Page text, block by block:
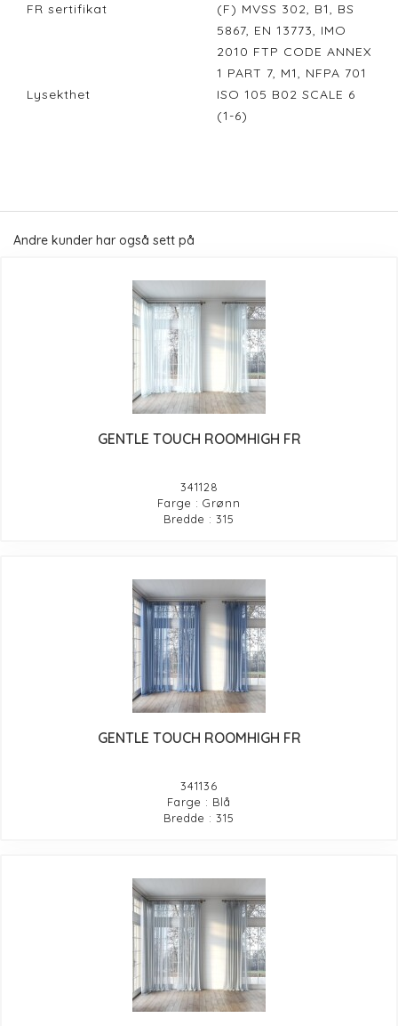
FR sertifikat
(F) MVSS 302, B1, BS
5867, EN 13773, IMO
2010 FTP CODE ANNEX
1 PART 7, M1, NFPA 701
Lysekthet
ISO 105 B02 SCALE 6
(1-6)
Andre kunder har også sett på
GENTLE TOUCH ROOMHIGH FR
341128
Farge : Grønn
Bredde : 315
GENTLE TOUCH ROOMHIGH FR
341136
Farge : Blå
Bredde : 315